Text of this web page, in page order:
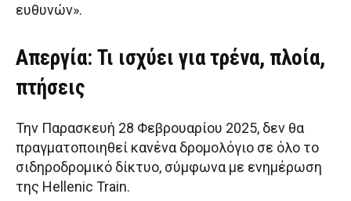
ευθυνών».
Απεργία: Τι ισχύει για τρένα, πλοία,
πτήσεις
Την Παρασκευή 28 Φεβρουαρίου 2025, δεν θα
πραγματοποιηθεί κανένα δρομολόγιο σε όλο το
σιδηροδρομικό δίκτυο, σύμφωνα με ενημέρωση
της Hellenic Train.